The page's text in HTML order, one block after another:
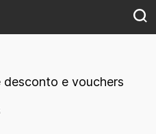
desconto e vouchers